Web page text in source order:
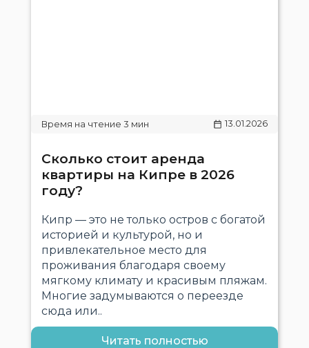
13.01.2026
Сколько стоит аренда
квартиры на Кипре в 2026
году?
Кипр — это не только остров с богатой
историей и культурой, но и
привлекательное место для
проживания благодаря своему
мягкому климату и красивым пляжам.
Многие задумываются о переезде
сюда или..
Читать полностью